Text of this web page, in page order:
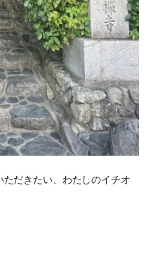
だきたい、わたしのイチオ